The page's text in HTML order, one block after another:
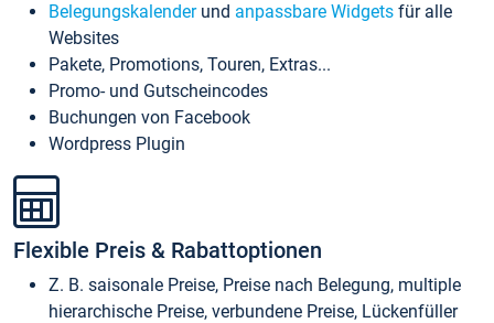
Belegungskalenderund anpassbare Widgets für alle
Websites
Pakete, Promotions, Touren, Extras...
Promo- und Gutscheincodes
Buchungen von Facebook
Wordpress Plugin
Flexible Preis & Rabattoptionen
Z. B. saisonale Preise, Preise nach Belegung, multiple
hierarchische Preise, verbundene Preise, Lückenfüller